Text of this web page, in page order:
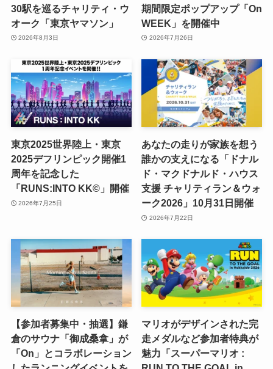
30駅を巡るチャリティ・ウ
オーク「東京ヤマソン」
2026年8月3日
期間限定ポップアップ「On
WEEK」を開催中
2026年7月26日
東京2025世界陸上・東京
2025デフリンピック開催1
周年を記念した
「RUNS:INTO KK©」開催
2026年7月25日
あなたの走りが家族を想う
誰かの支えになる「ドナル
ド・マクドナルド・ハウス
支援 チャリティラン＆ウォ
ーク2026」10月31日開催
2026年7月22日
【参加者募集中・抽選】鎌
倉のサウナ「御成桑拿」が
「On」とコラボレーション
マリオがデザインされた完
走メダルなど参加者特典が
魅力「スーパーマリオ :